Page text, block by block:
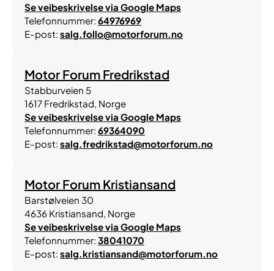
Se veibeskrivelse via Google Maps
Telefonnummer: 64976969
E-post: salg.follo@motorforum.no
Motor Forum Fredrikstad
Stabburveien 5
1617 Fredrikstad, Norge
Se veibeskrivelse via Google Maps
Telefonnummer: 69364090
E-post: salg.fredrikstad@motorforum.no
Motor Forum Kristiansand
Barstølveien 30
4636 Kristiansand, Norge
Se veibeskrivelse via Google Maps
Telefonnummer: 38041070
E-post: salg.kristiansand@motorforum.no